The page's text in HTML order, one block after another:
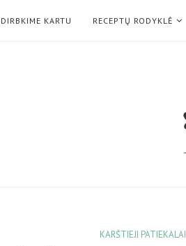
DIRBKIME KARTU RECEPTŲ RODYKLĖ
KARŠTIEJI PATIEKALAI